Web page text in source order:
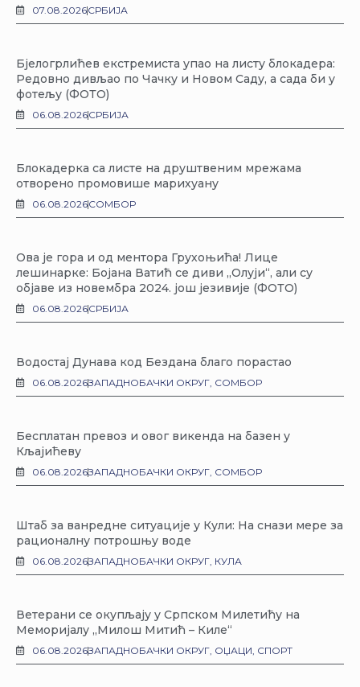
07.08.2026СРБИЈА
Бјелогрлићев екстремиста упао на листу блокадера:
Редовно дивљао по Чачку и Новом Саду, а сада би у
фотељу (ФОТО)
06.08.2026СРБИЈА
Блокадерка са листе на друштвеним мрежама
отворено промовише марихуану
06.08.2026СОМБОР
Ова је гора и од ментора Грухоњића! Лице
лешинарке: Бојана Ватић се диви „Олуји“, али су
објаве из новембра 2024. још језивије (ФОТО)
06.08.2026СРБИЈА
Водостај Дунава код Бездана благо порастао
06.08.2026ЗАПАДНОБАЧКИ ОКРУГ, СОМБОР
Бесплатан превоз и овог викенда на базен у
Кљајићеву
06.08.2026ЗАПАДНОБАЧКИ ОКРУГ, СОМБОР
Штаб за ванредне ситуације у Кули: На снази мере за
рационалну потрошњу воде
06.08.2026ЗАПАДНОБАЧКИ ОКРУГ, КУЛА
Ветерани се окупљају у Српском Милетићу на
Меморијалу „Милош Митић – Киле“
06.08.2026ЗАПАДНОБАЧКИ ОКРУГ, ОЏАЦИ, СПОРТ